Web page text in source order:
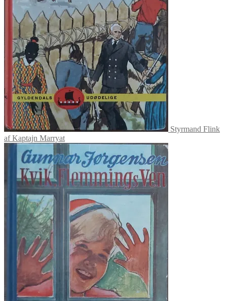
Styrmand Flink
af Kaptajn Marryat